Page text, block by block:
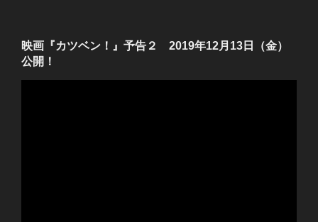
映画『カツベン！』予告２ 2019年12月13日（金）
公開！